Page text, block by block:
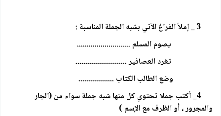
يصوم المسلم ...........................
تغرد العصافير ..........................
وضع الطالب الكتاب ..................
4_ أكتب جملا تحتوي كل منها شبه جملة سواء من (الجار
والمجرور ، أو الظرف مع الإسم )